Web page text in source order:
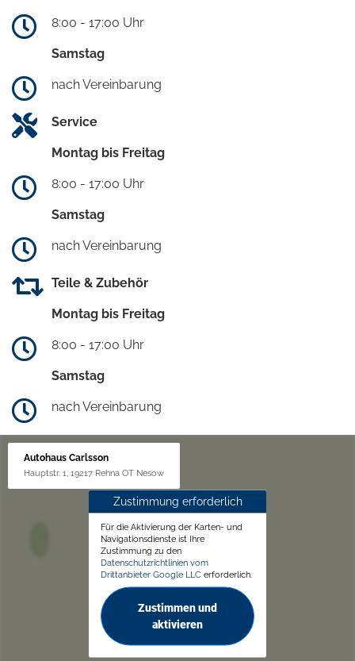
8:00 - 17:00 Uhr
Samstag
nach Vereinbarung
Service
Montag bis Freitag
8:00 - 17:00 Uhr
Samstag
nach Vereinbarung
Teile & Zubehör
Montag bis Freitag
8:00 - 17:00 Uhr
Samstag
nach Vereinbarung
Autohaus Carlsson
Hauptstr. 1, 19217 Rehna OT Nesow
Zustimmung erforderlich
Für die Aktivierung der Karten- und
Navigationsdienste ist Ihre
Zustimmung zu den
Datenschutzrichtlinien vom
Drittanbieter Google LLC erforderlich.
Zustimmen und
aktivieren